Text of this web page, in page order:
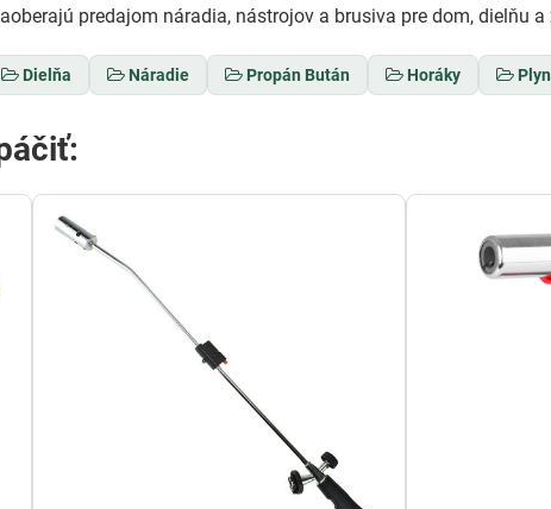
predajom náradia, nástrojov a brusiva pre dom, dielňu a
Dielňa Náradie Propán Bután Horáky